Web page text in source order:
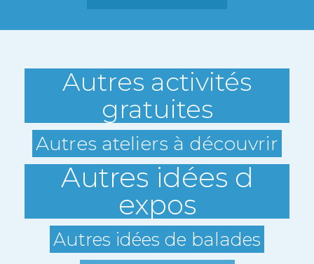
Autres activités
gratuites
Autres ateliers à découvrir
Autres idées d
expos
Autres idées de balades